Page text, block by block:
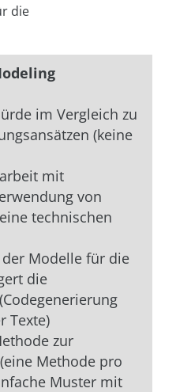
die
im Vergleich zu
(keine
mit
von
technischen
der Modelle für die
die
Texte)
zur
Methode pro
Muster mit